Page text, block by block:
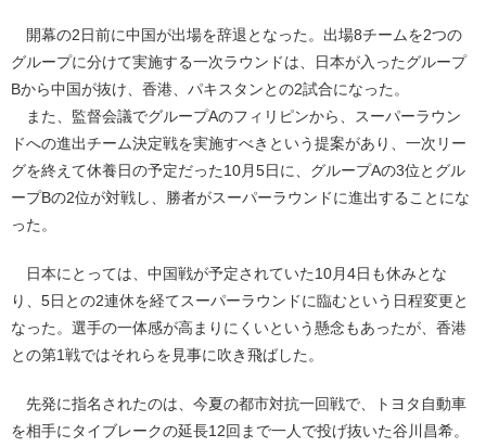
開幕の2日前に中国が出場を辞退となった。出場8チームを2つの
グループに分けて実施する一次ラウンドは、日本が入ったグループ
Bから中国が抜け、香港、パキスタンとの2試合になった。
また、監督会議でグループAのフィリピンから、スーパーラウン
ドへの進出チーム決定戦を実施すべきという提案があり、一次リー
グを終えて休養日の予定だった10月5日に、グループAの3位とグル
ープBの2位が対戦し、勝者がスーパーラウンドに進出することにな
った。
日本にとっては、中国戦が予定されていた10月4日も休みとな
り、5日との2連休を経てスーパーラウンドに臨むという日程変更と
なった。選手の一体感が高まりにくいという懸念もあったが、香港
との第1戦ではそれらを見事に吹き飛ばした。
先発に指名されたのは、今夏の都市対抗一回戦で、トヨタ自動車
を相手にタイブレークの延長12回まで一人で投げ抜いた谷川昌希。